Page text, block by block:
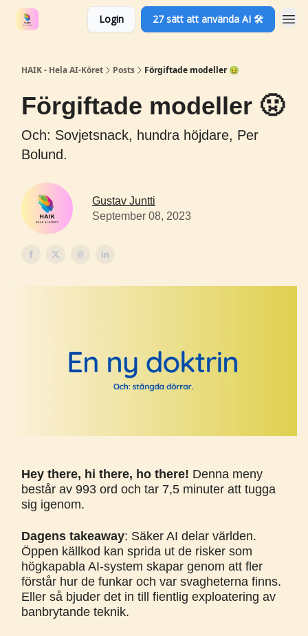
Login 27 sätt att använda AI 🛠️
HAIK - Hela AI-Köret Posts Förgiftade modeller 🤢
Förgiftade modeller 🤢
Och: Sovjetsnack, hundra höjdare, Per
Bolund.
Gustav Juntti
September 08, 2023
Hey there, hi there, ho there! Denna meny
består av 993 ord och tar 7,5 minuter att tugga
sig igenom.
Dagens takeaway: Säker AI delar världen.
Öppen källkod kan sprida ut de risker som
högkapabla AI-system skapar genom att fler
förstår hur de funkar och var svagheterna finns.
Eller så bjuder det in till fientlig exploatering av
banbrytande teknik.